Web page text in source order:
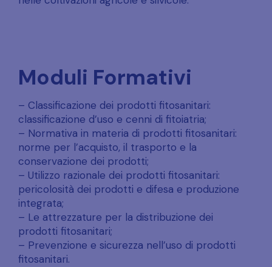
Moduli Formativi
– Classificazione dei prodotti fitosanitari:
classificazione d’uso e cenni di fitoiatria;
– Normativa in materia di prodotti fitosanitari:
norme per l’acquisto, il trasporto e la
conservazione dei prodotti;
– Utilizzo razionale dei prodotti fitosanitari:
pericolosità dei prodotti e difesa e produzione
integrata;
– Le attrezzature per la distribuzione dei
prodotti fitosanitari;
– Prevenzione e sicurezza nell’uso di prodotti
fitosanitari.